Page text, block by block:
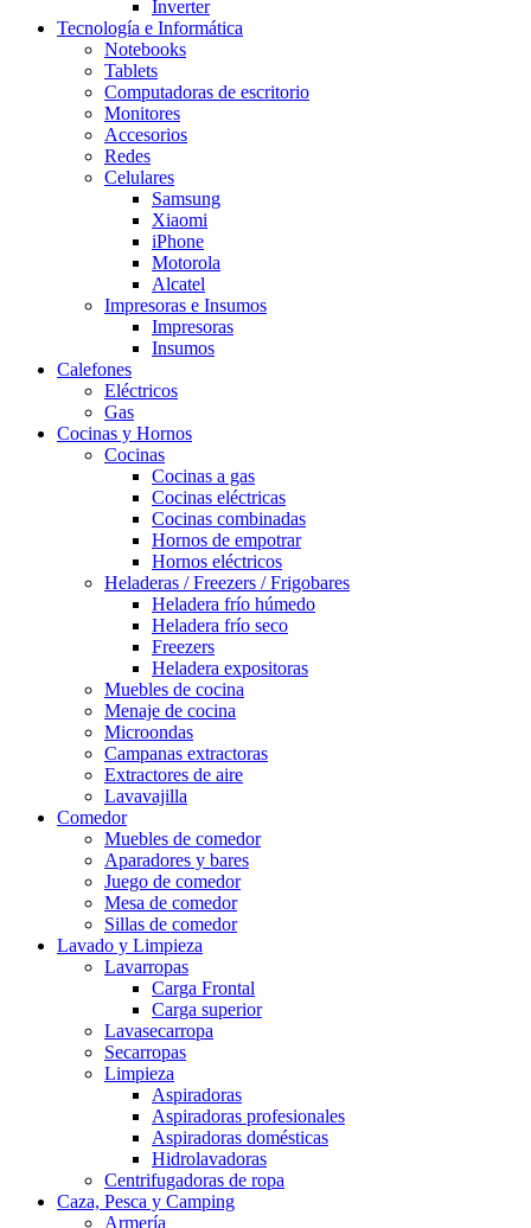
Inverter
Tecnología e Informática
Notebooks
Tablets
Computadoras de escritorio
Monitores
Accesorios
Redes
Celulares
Samsung
Xiaomi
iPhone
Motorola
Alcatel
Impresoras e Insumos
Impresoras
Insumos
Calefones
Eléctricos
Gas
Cocinas y Hornos
Cocinas
Cocinas a gas
Cocinas eléctricas
Cocinas combinadas
Hornos de empotrar
Hornos eléctricos
Heladeras / Freezers / Frigobares
Heladera frío húmedo
Heladera frío seco
Freezers
Heladera expositoras
Muebles de cocina
Menaje de cocina
Microondas
Campanas extractoras
Extractores de aire
Lavavajilla
Comedor
Muebles de comedor
Aparadores y bares
Juego de comedor
Mesa de comedor
Sillas de comedor
Lavado y Limpieza
Lavarropas
Carga Frontal
Carga superior
Lavasecarropa
Secarropas
Limpieza
Aspiradoras
Aspiradoras profesionales
Aspiradoras domésticas
Hidrolavadoras
Centrifugadoras de ropa
Caza, Pesca y Camping
Armería